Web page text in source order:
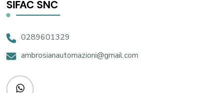
SIFAC SNC
0289601329
ambrosianautomazioni@gmail.com